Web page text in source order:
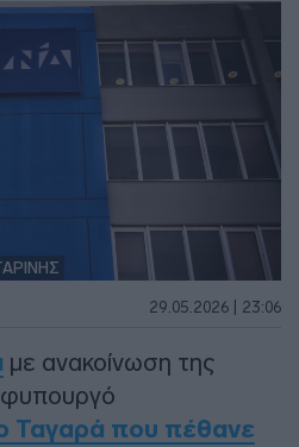
29.05.2026 | 23:06
με ανακοίνωση της
Ταγαρά που πέθανε